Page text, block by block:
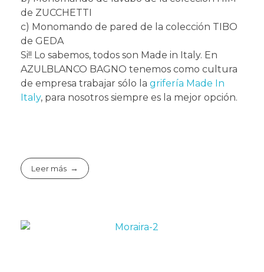
de ZUCCHETTI
c) Monomando de pared de la colección TIBO
de GEDA
Si!! Lo sabemos, todos son Made in Italy. En
AZULBLANCO BAGNO tenemos como cultura
de empresa trabajar sólo la grifería Made In
Italy, para nosotros siempre es la mejor opción.
Leer más